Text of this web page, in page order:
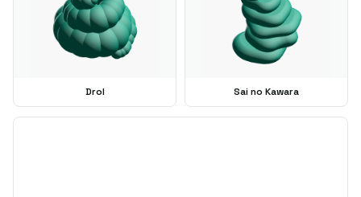
Drol Sai no Kawara